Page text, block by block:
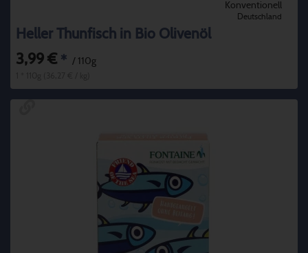
Konventionell
Deutschland
Heller Thunfisch in Bio Olivenöl
3,99 € * / 110g